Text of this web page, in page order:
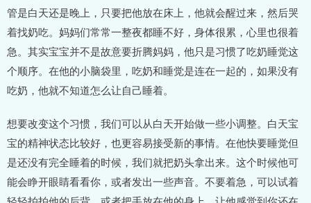
管是白天还是晚上，只要把他放在床上，他就会醒过来，然后哭
着找奶吃。妈妈们常常一整夜都睡不好，身体很累，心里也很着
急。其实宝宝并不是故意要折腾妈妈，他只是习惯了吃奶睡觉这
个顺序。在他的小脑袋里，吃奶和睡觉是连在一起的，如果没有
吃奶，他就不知道怎么让自己睡着。
想要改变这个习惯，我们可以从白天开始做一些小调整。白天宝
宝的精神状态比较好，也更容易接受新的事情。在他快要睡觉但
是还没有完全睡着的时候，我们就把奶头拿出来。这个时候他可
能会睁开眼睛看看你，或者发出一些声音。不要着急，可以试着